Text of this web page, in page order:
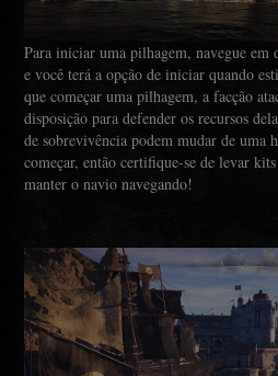
Para iniciar uma pilhagem, navegue em
e você terá a opção de iniciar quando
que começar uma pilhagem, a facção
disposição para defender os recursos
de sobrevivência podem mudar de uma
começar, então certifique-se de levar
manter o navio navegando!